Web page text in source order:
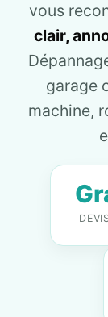
vous
clair,
garage
machine,